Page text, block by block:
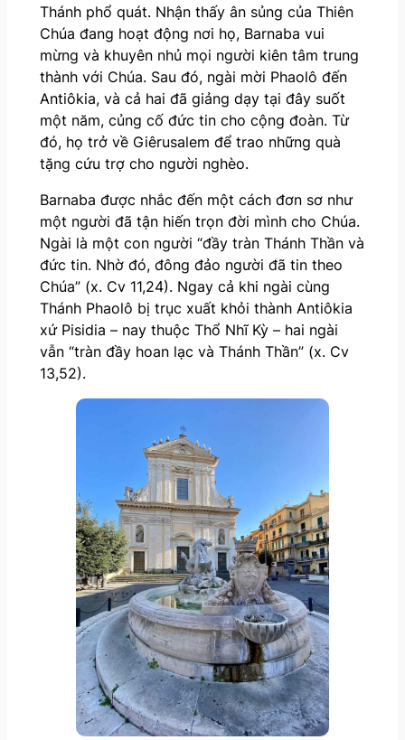
Thánh phổ quát. Nhận thấy ân sủng của Thiên
Chúa đang hoạt động nơi họ, Barnaba vui
mừng và khuyên nhủ mọi người kiên tâm trung
thành với Chúa. Sau đó, ngài mời Phaolô đến
Antiôkia, và cả hai đã giảng dạy tại đây suốt
một năm, củng cố đức tin cho cộng đoàn. Từ
đó, họ trở về Giêrusalem để trao những quà
tặng cứu trợ cho người nghèo.
Barnaba được nhắc đến một cách đơn sơ như
một người đã tận hiến trọn đời mình cho Chúa.
Ngài là một con người “đầy tràn Thánh Thần và
đức tin. Nhờ đó, đông đảo người đã tin theo
Chúa” (x. Cv 11,24). Ngay cả khi ngài cùng
Thánh Phaolô bị trục xuất khỏi thành Antiôkia
xứ Pisidia – nay thuộc Thổ Nhĩ Kỳ – hai ngài
vẫn “tràn đầy hoan lạc và Thánh Thần” (x. Cv
13,52).